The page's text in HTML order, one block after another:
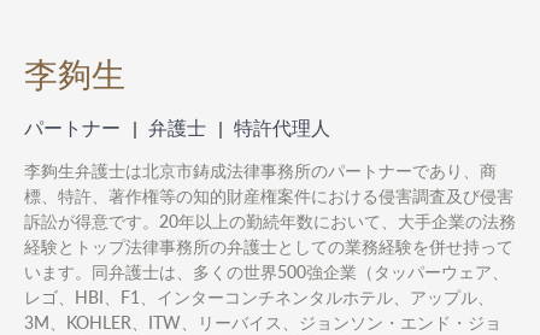
李夠生
パートナー 弁護士 特許代理人
李夠生弁護士は北京市鋳成法律事務所のパートナーであり、商
標、特許、著作権等の知的財産権案件における侵害調査及び侵害
訴訟が得意です。20年以上の勤続年数において、大手企業の法務
経験とトップ法律事務所の弁護士としての業務経験を併せ持って
います。同弁護士は、多くの世界500強企業（タッパーウェア、
レゴ、HBI、F1、インターコンチネンタルホテル、アップル、
3M、KOHLER、ITW、リーバイス、ジョンソン・エンド・ジョ